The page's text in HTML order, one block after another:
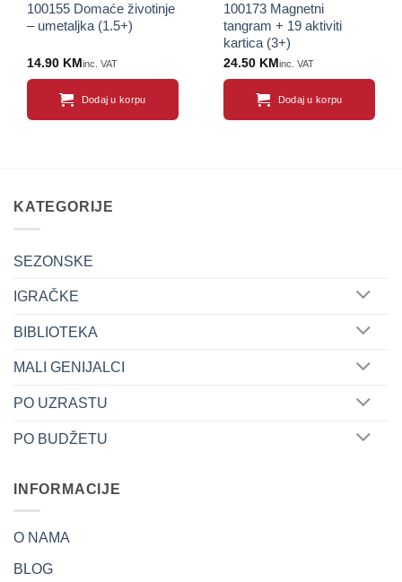
100155 Domaće životinje
– umetaljka (1.5+)
14.90 KMinc. VAT
Dodaj u korpu
100173 Magnetni
tangram + 19 aktiviti
kartica (3+)
24.50 KMinc. VAT
Dodaj u korpu
KATEGORIJE
SEZONSKE
IGRAČKE
BIBLIOTEKA
MALI GENIJALCI
PO UZRASTU
PO BUDŽETU
INFORMACIJE
O NAMA
BLOG